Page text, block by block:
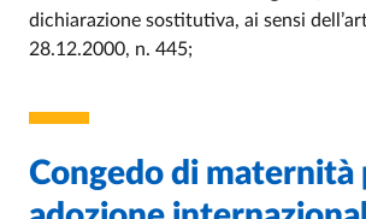
dichiarazione sostitutiva, ai sensi
28.12.2000, n. 445;
Congedo di maternità